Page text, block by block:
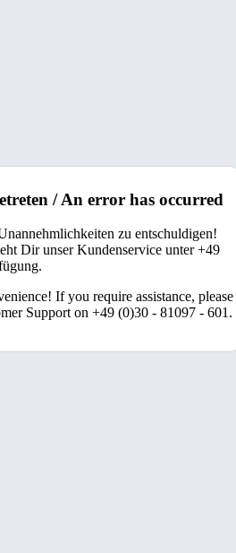
/ An error has occurred
zu entschuldigen!
Dir unser Kundenservice unter +49
If you require assistance, please
Support on +49 (0)30 - 81097 - 601.